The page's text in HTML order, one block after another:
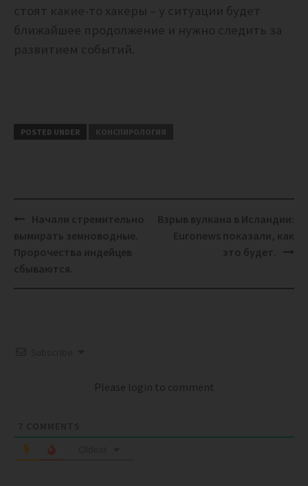
стоят какие-то хакеры – у ситуации будет
ближайшее продолжение и нужно следить за
развитием событий.
POSTED UNDER КОНСПИРОЛОГИЯ
Post
Please login to comment